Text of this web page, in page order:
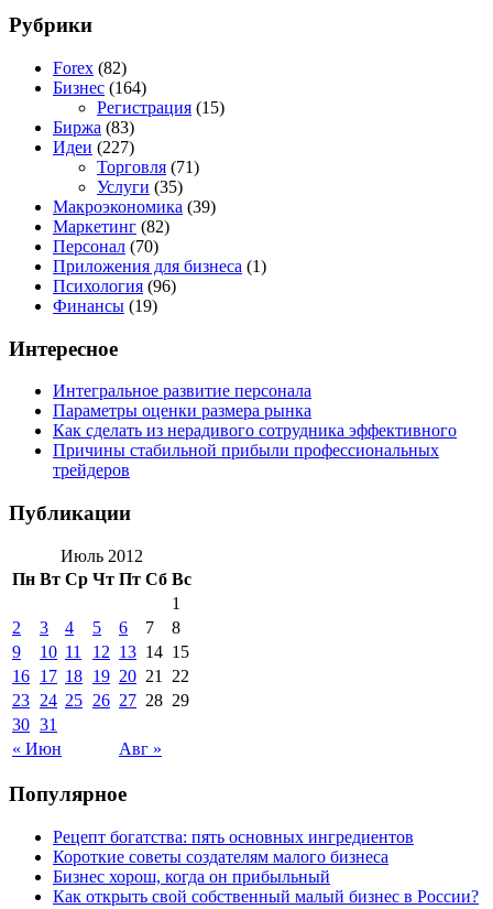
Рубрики
Forex (82)
Бизнес (164)
Регистрация (15)
Биржа (83)
Идеи (227)
Торговля (71)
Услуги (35)
Макроэкономика (39)
Маркетинг (82)
Персонал (70)
Приложения для бизнеса (1)
Психология (96)
Финансы (19)
Интересное
Интегральное развитие персонала
Параметры оценки размера рынка
Как сделать из нерадивого сотрудника эффективного
Причины стабильной прибыли профессиональных
трейдеров
Публикации
Июль 2012
Пн Вт Ср Чт Пт Сб Вс
« Июн Авг »
1
2
3 4 5 6 7
8
9
10 11 12 13 14 15
16 17 18 19 20 21
22
23 24 25 26 27 28 29
30 31
Популярное
Рецепт богатства: пять основных ингредиентов
Короткие советы создателям малого бизнеса
Бизнес хорош, когда он прибыльный
Как открыть свой собственный малый бизнес в России?